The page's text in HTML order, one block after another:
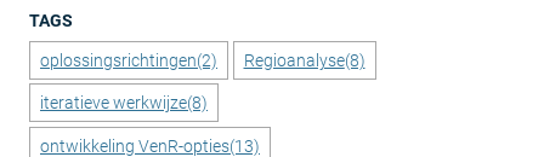
TAGS
oplossingsrichtingen(2) Regioanalyse(8)
iteratieve werkwijze(8)
ontwikkeling VenR-opties(13)